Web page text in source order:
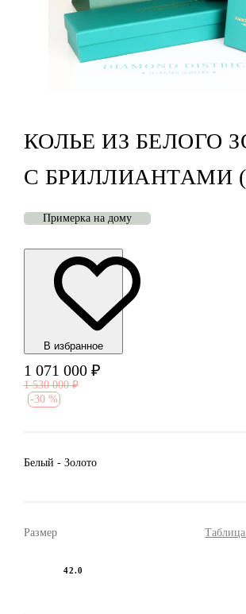
КОЛЬЕ ИЗ БЕЛОГО
С БРИЛЛИАНТАМИ
Примерка на дому
В избранноe
1 071 000 ₽
1 530 000 ₽
-30 %
Белый - Золото
Размер
42.0